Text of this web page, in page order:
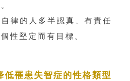
律的人多半認真、有責任
性堅定而有目標。
低罹患失智症的性格類型